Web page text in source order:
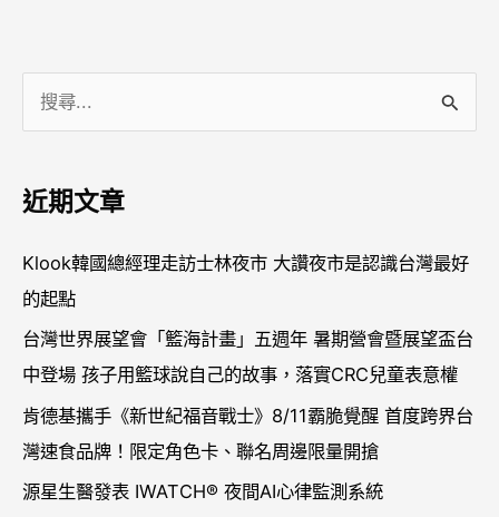
鍵
:
近期文章
Klook韓國總經理走訪士林夜市 大讚夜市是認識台灣最好
的起點
台灣世界展望會「籃海計畫」五週年 暑期營會暨展望盃台
中登場 孩子用籃球說自己的故事，落實CRC兒童表意權
肯德基攜手《新世紀福音戰士》8/11霸脆覺醒 首度跨界台
灣速食品牌！限定角色卡、聯名周邊限量開搶
源星生醫發表 IWATCH® 夜間AI心律監測系統